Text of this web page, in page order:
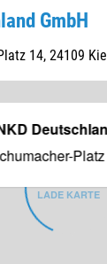
GmbH
14, 24109
LADE KARTE